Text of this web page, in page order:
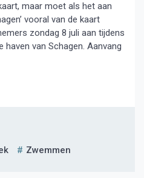
maar moet als het aan
vooral van de kaart
zondag 8 juli aan tijdens
haven van Schagen. Aanvang
Zwemmen